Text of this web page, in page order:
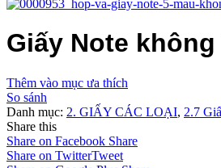
Giấy Note không
Thêm vào mục ưa thích
So sánh
Danh mục: 2. GIẤY CÁC LOẠI, 2.7
Share this
Share on Facebook Share
Share on TwitterTweet